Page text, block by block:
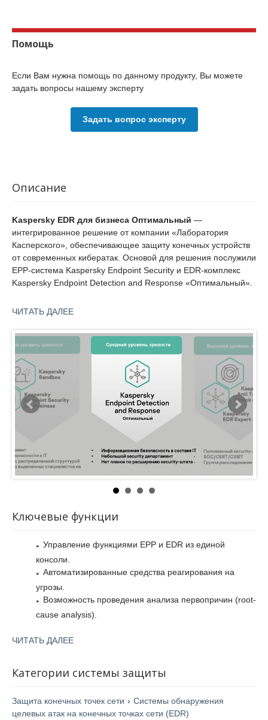
Помощь
Если Вам нужна помощь по данному продукту, Вы можете
задать вопросы нашему эксперту
Задать вопрос эксперту
Описание
Kaspersky EDR для бизнеса Оптимальный —
интегрированное решение от компании «Лаборатория
Касперского», обеспечивающее защиту конечных устройств
от современных кибератак. Основой для решения послужили
EPP-система Kaspersky Endpoint Security и EDR-комплекс
Kaspersky Endpoint Detection and Response «Оптимальный».
единым агентом, который способен автоматизировать
Также агент облегчает управление киберинцидентами и
минимизирует дополнительные затраты.
«Лаборатория Касперского» разработала Kaspersky EDR для
бизнеса Оптимальный для организаций среднего уровня
зрелости процессов ИБ. Другими словами, в решении
собраны самые нужные функции, которые можно дополнить
за счёт подключения дополнительных решений.
ЧИТАТЬ ДАЛЕЕ
Ключевые функции
Управление функциями EPP и EDR из единой
консоли.
Автоматизированные средства реагирования на
угрозы.
Возможность проведения анализа первопричин (root-
cause analysis).
Формирование карточки инцидента: Kaspersky
важными данными об инциденте на конечном
устройстве. Карточка формируется в веб-консоли
обнаружении от совместимой EPP-программы
ЧИТАТЬ ДАЛЕЕ
Категории системы защиты
Защита конечных точек сети › Системы обнаружения
целевых атак на конечных точках сети (EDR)